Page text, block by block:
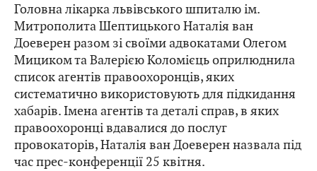
Головна лікарка львівського шпиталю ім.
Митрополита Шептицького Наталія ван
Доеверен разом зі своїми адвокатами Олегом
Мициком та Валерією Коломієць оприлюднила
список агентів правоохоронців, яких
систематично використовують для підкидання
хабарів. Імена агентів та деталі справ, в яких
правоохоронці вдавалися до послуг
провокаторів, Наталія ван Доеверен назвала під
час прес-конференції 25 квітня.